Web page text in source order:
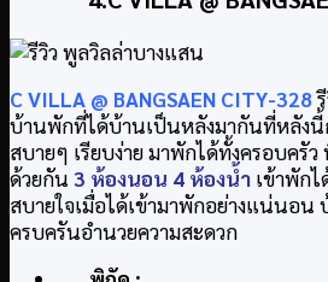
C VILLA @ BANGSAEN CITY-328
บ้านพักที่ได้บ้านเป็นหลังมากันที่หลัง
สบายๆ เรียบง่าย มาพักได้ทั้งครอบครั
ด้วยกัน 3 ห้องนอน 4 ห้องน้ำ เข้าพัก
สบายใจเมื่อได้เข้ามาพักอย่างแน่นอน
ครบครันอำนวยความสะดวก